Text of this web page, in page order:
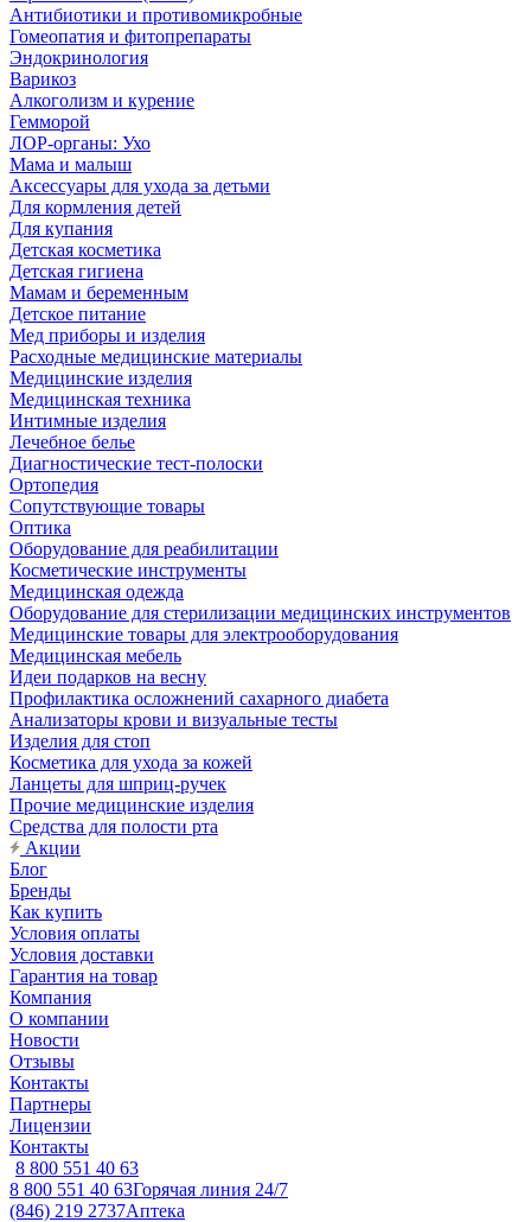
Антибиотики и противомикробные
Гомеопатия и фитопрепараты
Эндокринология
Варикоз
Алкоголизм и курение
Гемморой
ЛОР-органы: Ухо
Мама и малыш
Аксессуары для ухода за детьми
Для кормления детей
Для купания
Детская косметика
Детская гигиена
Мамам и беременным
Детское питание
Мед приборы и изделия
Расходные медицинские материалы
Медицинские изделия
Медицинская техника
Интимные изделия
Лечебное белье
Диагностические тест-полоски
Ортопедия
Сопутствующие товары
Оптика
Оборудование для реабилитации
Косметические инструменты
Медицинская одежда
Оборудование для стерилизации медицинских инструментов
Медицинские товары для электрооборудования
Медицинская мебель
Идеи подарков на весну
Профилактика осложнений сахарного диабета
Анализаторы крови и визуальные тесты
Изделия для стоп
Косметика для ухода за кожей
Ланцеты для шприц-ручек
Прочие медицинские изделия
Средства для полости рта
Акции
Блог
Бренды
Как купить
Условия оплаты
Условия доставки
Гарантия на товар
Компания
О компании
Новости
Отзывы
Контакты
Партнеры
Лицензии
Контакты
8 800 551 40 63
8 800 551 40 63Горячая линия 24/7
(846) 219 2737Аптека